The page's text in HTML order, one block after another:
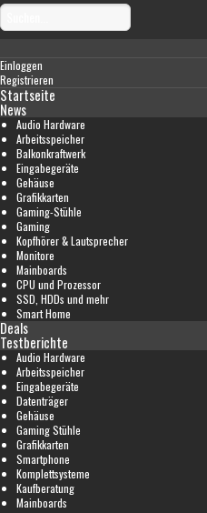
Einloggen
Registrieren
Startseite
News
Audio Hardware
Arbeitsspeicher
Balkonkraftwerk
Eingabegeräte
Gehäuse
Grafikkarten
Gaming-Stühle
Gaming
Kopfhörer & Lautsprecher
Monitore
Mainboards
CPU und Prozessor
SSD, HDDs und mehr
Smart Home
Deals
Testberichte
Audio Hardware
Arbeitsspeicher
Eingabegeräte
Datenträger
Gehäuse
Gaming Stühle
Grafikkarten
Smartphone
Komplettsysteme
Kaufberatung
Mainboards